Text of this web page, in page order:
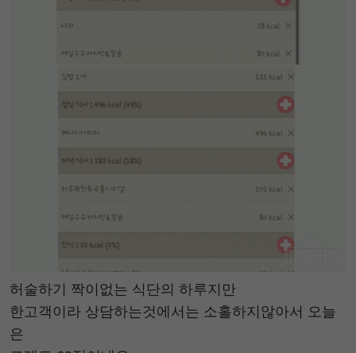
허술하기 짝이없는 식단의 하루지만
한고객이라 상담하는것에서는 소홀하지않아서 오늘
은